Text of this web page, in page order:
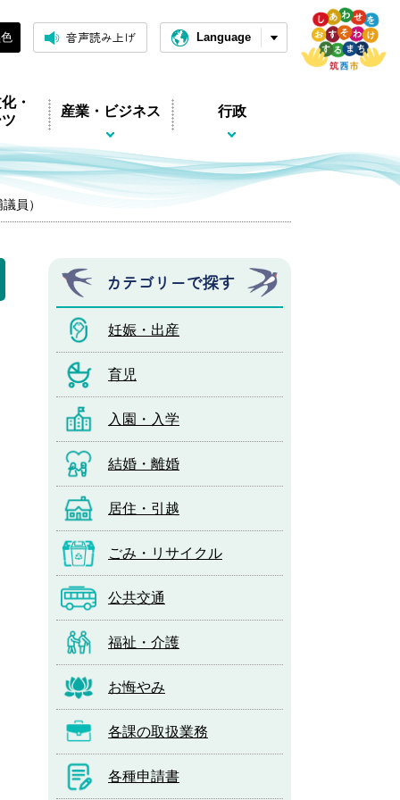
音声読み上げ Language
・
産業・ビジネス 行政
員）
カテゴリーで探す
妊娠・出産
育児
入園・入学
結婚・離婚
居住・引越
ごみ・リサイクル
公共交通
福祉・介護
お悔やみ
各課の取扱業務
各種申請書